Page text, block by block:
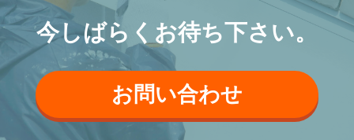
今しばらくお待ち下さい。
お問い合わせ